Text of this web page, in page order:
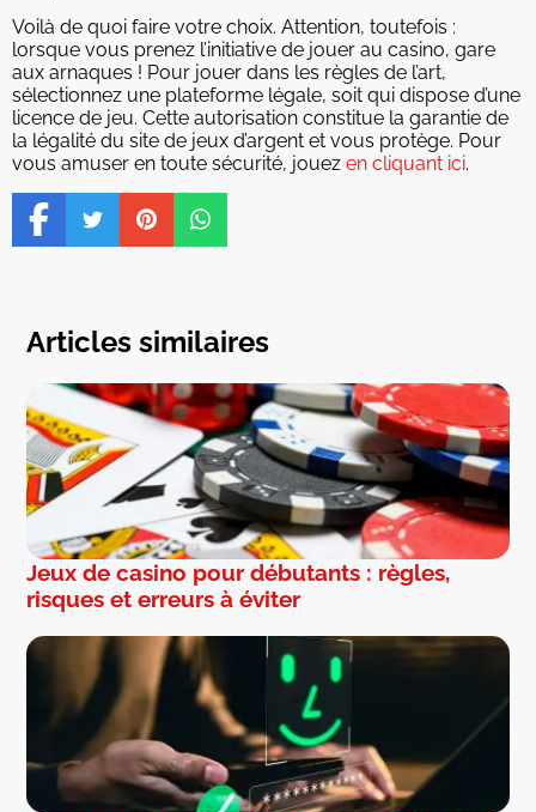
Voilà de quoi faire votre choix. Attention, toutefois :
lorsque vous prenez l’initiative de jouer au casino, gare
aux arnaques ! Pour jouer dans les règles de l’art,
sélectionnez une plateforme légale, soit qui dispose d’une
licence de jeu. Cette autorisation constitue la garantie de
la légalité du site de jeux d’argent et vous protège. Pour
vous amuser en toute sécurité, jouez en cliquant ici.
Articles similaires
Jeux de casino pour débutants : règles,
risques et erreurs à éviter